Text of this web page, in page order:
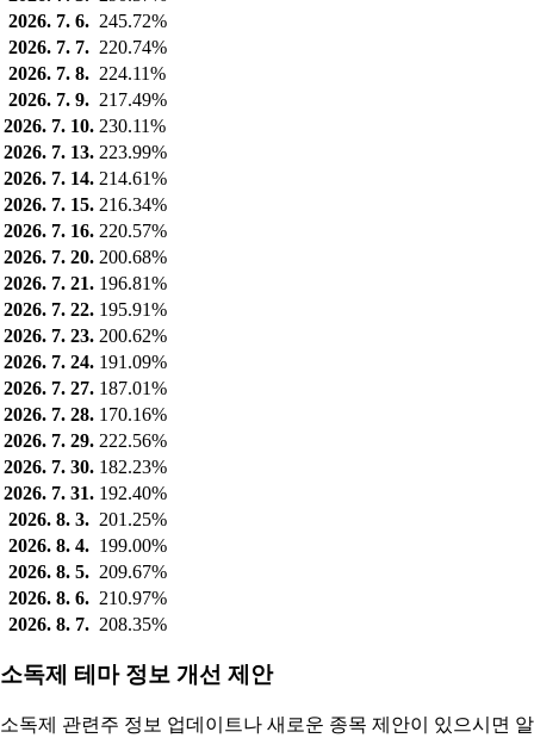
2026. 7. 6. 245.72%
2026. 7. 7. 220.74%
2026. 7. 8. 224.11%
2026. 7. 9. 217.49%
2026. 7. 10. 230.11%
2026. 7. 13. 223.99%
2026. 7. 14. 214.61%
2026. 7. 15. 216.34%
2026. 7. 16. 220.57%
2026. 7. 20. 200.68%
2026. 7. 21. 196.81%
2026. 7. 22. 195.91%
2026. 7. 23. 200.62%
2026. 7. 24. 191.09%
2026. 7. 27. 187.01%
2026. 7. 28. 170.16%
2026. 7. 29. 222.56%
2026. 7. 30. 182.23%
2026. 7. 31. 192.40%
2026. 8. 3. 201.25%
2026. 8. 4. 199.00%
2026. 8. 5. 209.67%
2026. 8. 6. 210.97%
2026. 8. 7. 208.35%
소독제 테마 정보 개선 제안
소독제 관련주 정보 업데이트나 새로운 종목 제안이 있으시면 알